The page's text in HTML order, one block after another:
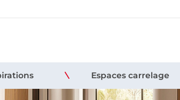
Espaces carrelage